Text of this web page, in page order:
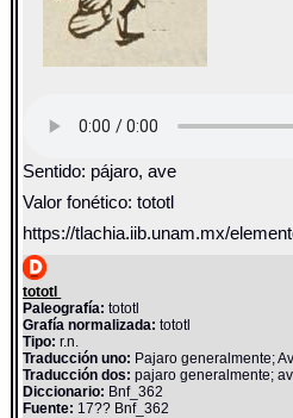
Sentido: pájaro, ave
Valor fonético: tototl
https://tlachia.iib.unam.mx/
tototl
Paleografía: tototl
Grafía normalizada: tototl
Tipo: r.n.
Traducción uno: Pajaro generalmente;
Traducción dos: pajaro generalmente;
Diccionario: Bnf_362
Fuente: 17?? Bnf_362